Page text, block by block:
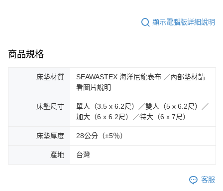
顯示電腦版詳細說明
商品規格
床墊材質
SEAWASTEX 海洋尼龍表布 ／內部墊材請
看圖片說明
床墊尺寸
單人（3.5 x 6.2尺）／雙人（5 x 6.2尺）／
加大（6 x 6.2尺）／特大（6 x 7尺）
床墊厚度 28公分（±5％）
產地 台灣
客服